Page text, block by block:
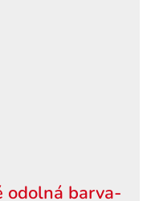
odolná barva-